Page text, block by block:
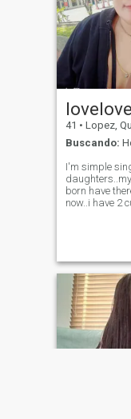
lovelove
41 • Lopez,
Buscando:
I'm simple
born have
now..i have 2
housewife